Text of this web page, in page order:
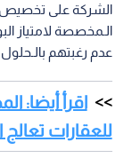
الشركة على تخصيص
الـمخصصة لامتياز
عدم رغبتهم
اقرأ أيضا:
للعقارات